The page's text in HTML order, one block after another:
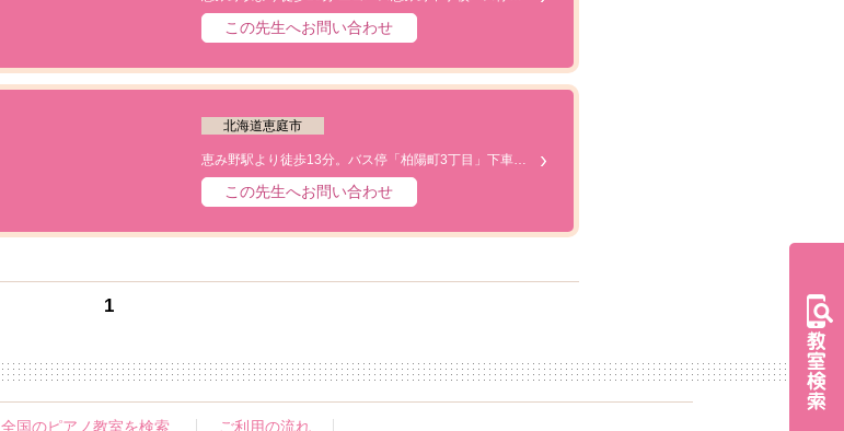
この先生へお問い合わせ
北海道恵庭市
この先生へお問い合わせ
1
全国のピアノ教室を検索 ご利用の流れ